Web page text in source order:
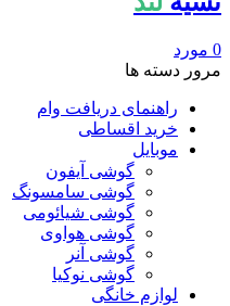
0 مورد
مرور دسته ها
راهنمای دریافت وام
خرید اقساطی
موبایل
گوشی آیفون
گوشی سامسونگ
گوشی شیائومی
گوشی هواوی
گوشی آنر
گوشی نوکیا
لوازم خانگی